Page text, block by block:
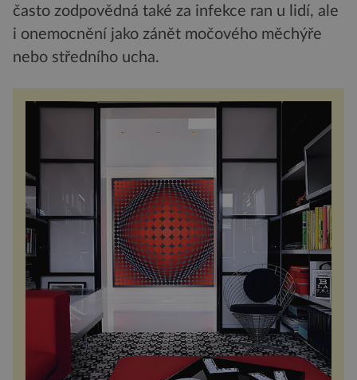
často zodpovědná také za infekce ran u lidí, ale
i onemocnění jako zánět močového měchýře
nebo středního ucha.